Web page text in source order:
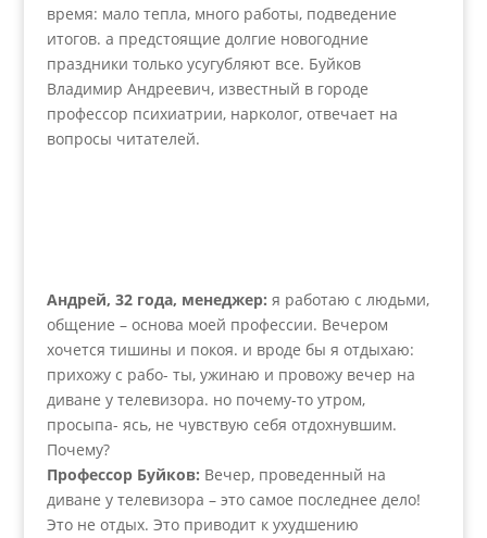
время: мало тепла, много работы, подведение
итогов. а предстоящие долгие новогодние
праздники только усугубляют все. Буйков
Владимир Андреевич, известный в городе
профессор психиатрии, нарколог, отвечает на
вопросы читателей.
Андрей, 32 года, менеджер: я работаю с людьми,
общение – основа моей профессии. Вечером
хочется тишины и покоя. и вроде бы я отдыхаю:
прихожу с рабо- ты, ужинаю и провожу вечер на
диване у телевизора. но почему-то утром,
просыпа- ясь, не чувствую себя отдохнувшим.
Почему?
Профессор Буйков: Вечер, проведенный на
диване у телевизора – это самое последнее дело!
Это не отдых. Это приводит к ухудшению